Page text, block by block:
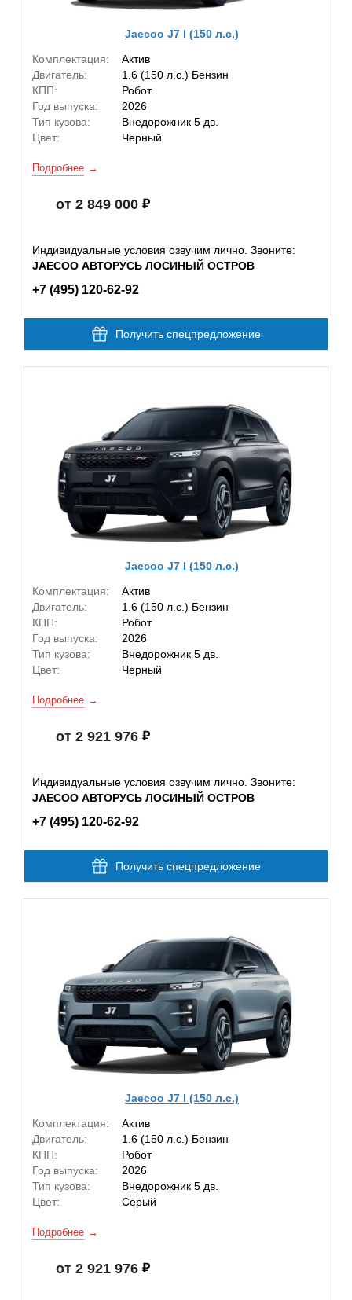
Jaecoo J7 I (150 л.с.)
Комплектация:
Актив
Двигатель:
1.6 (150 л.с.) Бензин
КПП:
Робот
Год выпуска:
2026
Тип кузова:
Внедорожник 5 дв.
Цвет:
Черный
Подробнее
от 2 849 000
Индивидуальные условия озвучим лично. Звоните:
JAECOO АВТОРУСЬ ЛОСИНЫЙ ОСТРОВ
+7 (495) 120-62-92
Получить спецпредложение
Jaecoo J7 I (150 л.с.)
Комплектация:
Актив
Двигатель:
1.6 (150 л.с.) Бензин
КПП:
Робот
Год выпуска:
2026
Тип кузова:
Внедорожник 5 дв.
Цвет:
Черный
Подробнее
от 2 921 976
Индивидуальные условия озвучим лично. Звоните:
JAECOO АВТОРУСЬ ЛОСИНЫЙ ОСТРОВ
+7 (495) 120-62-92
Получить спецпредложение
Jaecoo J7 I (150 л.с.)
Комплектация:
Актив
Двигатель:
1.6 (150 л.с.) Бензин
КПП:
Робот
Год выпуска:
2026
Тип кузова:
Внедорожник 5 дв.
Цвет:
Серый
Подробнее
от 2 921 976